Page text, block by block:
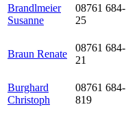
Brandlmeier
Susanne
08761 684-
25
Braun Renate
08761 684-
21
Burghard
Christoph
08761 684-
819